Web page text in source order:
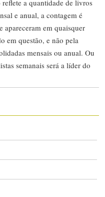
a quantidade de livros
e anual, a contagem é
em quaisquer
em questão, e não pela
mensais ou anual. Ou
semanais será a líder do